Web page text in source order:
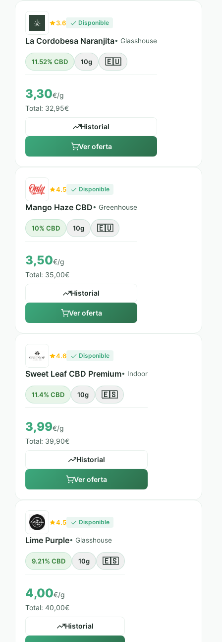
3.6 Disponible
La Cordobesa Naranjita• Glasshouse
11.52% CBD 10g 🇪🇺
3,30€/g
Total: 32,95€
Historial
Ver oferta
4.5 Disponible
Mango Haze CBD• Greenhouse
10% CBD 10g 🇪🇺
3,50€/g
Total: 35,00€
Historial
Ver oferta
4.6 Disponible
Sweet Leaf CBD Premium• Indoor
11.4% CBD 10g 🇪🇸
3,99€/g
Total: 39,90€
Historial
Ver oferta
4.5 Disponible
Lime Purple• Glasshouse
9.21% CBD 10g 🇪🇸
4,00€/g
Total: 40,00€
Historial